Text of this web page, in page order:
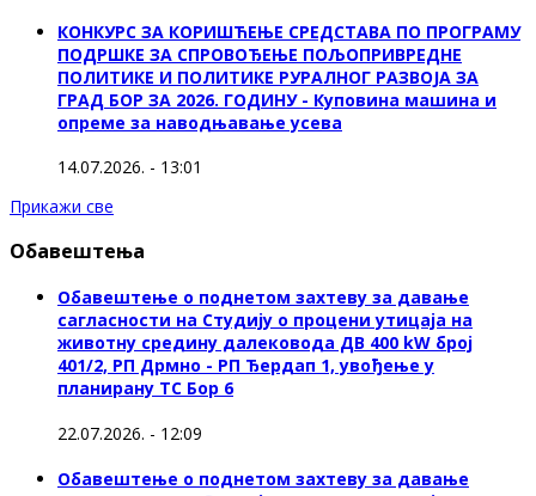
КОНКУРС ЗА КОРИШЋЕЊЕ СРЕДСТАВА ПО ПРОГРАМУ
ПОДРШКЕ ЗА СПРОВОЂЕЊЕ ПОЉОПРИВРЕДНЕ
ПОЛИТИКЕ И ПОЛИТИКЕ РУРАЛНОГ РАЗВОЈА ЗА
ГРАД БОР ЗА 2026. ГОДИНУ - Куповина машина и
опреме за наводњавање усева
14.07.2026. - 13:01
Прикажи све
Обавештења
Обавештење о поднетом захтеву за давање
сагласности на Студију о процени утицаја на
животну средину далековода ДВ 400 kW број
401/2, РП Дрмно - РП Ђердап 1, увођење у
планирану ТС Бор 6
22.07.2026. - 12:09
Обавештење о поднетом захтеву за давање